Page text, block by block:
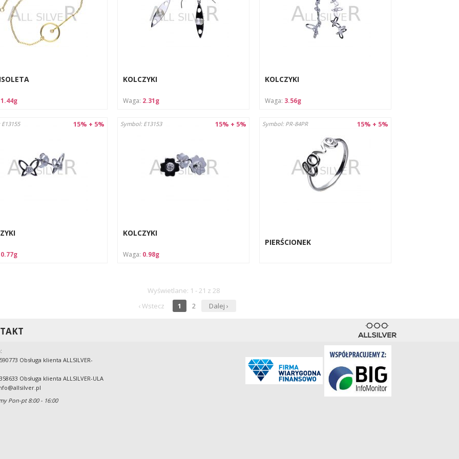
1.44g
KOLCZYKI
Waga: 2.31g
KOLCZYKI
Waga: 3.56g
15% + 5%
0.77g
15% + 5%
Symbol: E13153
KOLCZYKI
Waga: 0.98g
15% + 5%
Symbol: PR-84PR
PIERŚCIONEK
Wyświetlane: 1 - 21 z 28
‹ Wstecz
1 2 Dalej ›
Obsługa klienta ALLSILVER-
Obsługa klienta ALLSILVER-ULA
Pon-pt 8:00 - 16:00